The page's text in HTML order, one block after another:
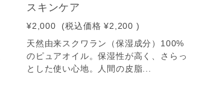
スキンケア
¥2,000 (税込価格 ¥2,200 )
天然由来スクワラン（保湿成分）100%
のピュアオイル。保湿性が高く、さらっ
とした使い心地。人間の皮脂...